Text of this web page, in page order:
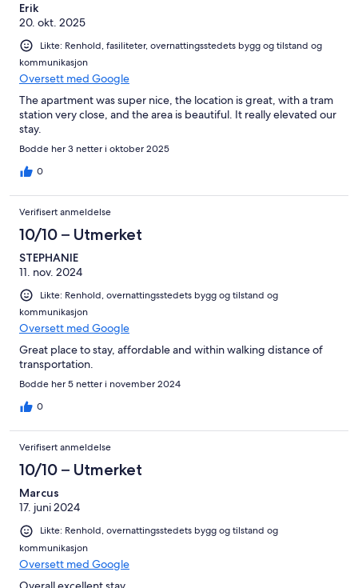
Erik
20. okt. 2025
Likte: Renhold, fasiliteter, overnattingsstedets bygg og tilstand og
kommunikasjon
Oversett med Google
The apartment was super nice, the location is great, with a tram
station very close, and the area is beautiful. It really elevated our
stay.
Bodde her 3 netter i oktober 2025
0
Verifisert anmeldelse
10/10 – Utmerket
STEPHANIE
11. nov. 2024
Likte: Renhold, overnattingsstedets bygg og tilstand og
kommunikasjon
Oversett med Google
Great place to stay, affordable and within walking distance of
transportation.
Bodde her 5 netter i november 2024
0
Verifisert anmeldelse
10/10 – Utmerket
Marcus
17. juni 2024
Likte: Renhold, overnattingsstedets bygg og tilstand og
kommunikasjon
Oversett med Google